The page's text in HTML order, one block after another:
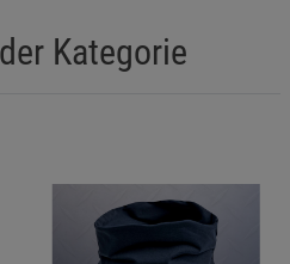
Kategorie